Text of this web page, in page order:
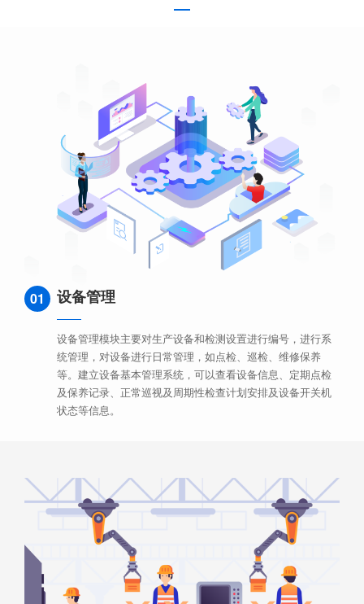
01 设备管理
设备管理模块主要对生产设备和检测设置进行编号，进行系
统管理，对设备进行日常管理，如点检、巡检、维修保养
等。建立设备基本管理系统，可以查看设备信息、定期点检
及保养记录、正常巡视及周期性检查计划安排及设备开关机
状态等信息。